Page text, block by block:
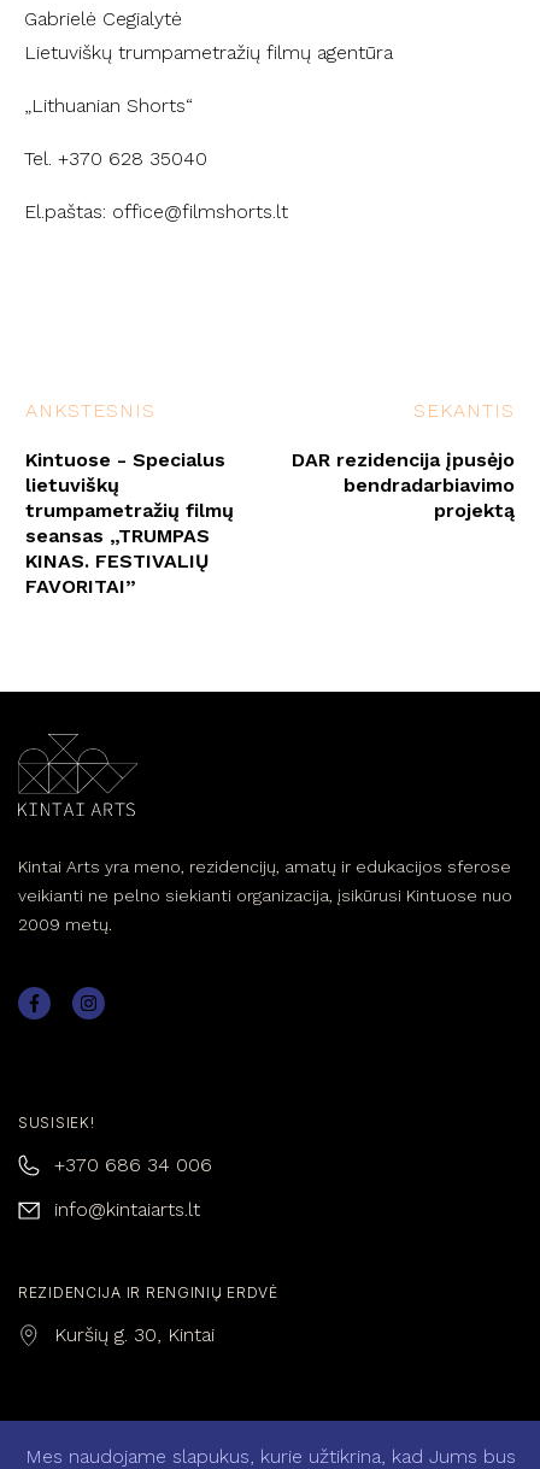
Gabrielė Cegialytė
Lietuviškų trumpametražių filmų agentūra
„Lithuanian Shorts“
Tel. +370 628 35040
El.paštas: office@filmshorts.lt
ANKSTESNIS
Kintuose - Specialus
lietuviškų
trumpametražių filmų
seansas „TRUMPAS
KINAS. FESTIVALIŲ
FAVORITAI”
SEKANTIS
DAR rezidencija įpusėjo
bendradarbiavimo
projektą
Kintai Arts yra meno, rezidencijų, amatų ir edukacijos sferose
veikianti ne pelno siekianti organizacija, įsikūrusi Kintuose nuo
2009 metų.
SUSISIEK!
+370 686 34 006
info@kintaiarts.lt
REZIDENCIJA IR RENGINIŲ ERDVĖ
Kuršių g. 30, Kintai
Mes naudojame slapukus, kurie užtikrina, kad Jums bus